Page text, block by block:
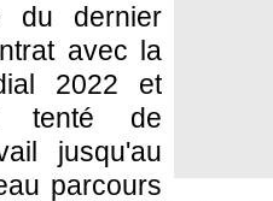
du dernier
avec la
2022 et
tenté de
jusqu'au
parcours